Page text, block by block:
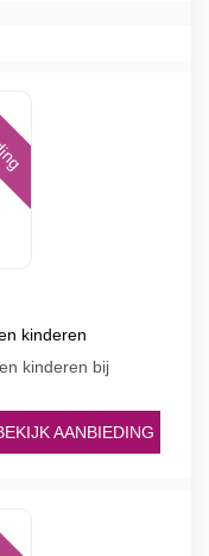
kinderen
kinderen bij
AANBIEDING